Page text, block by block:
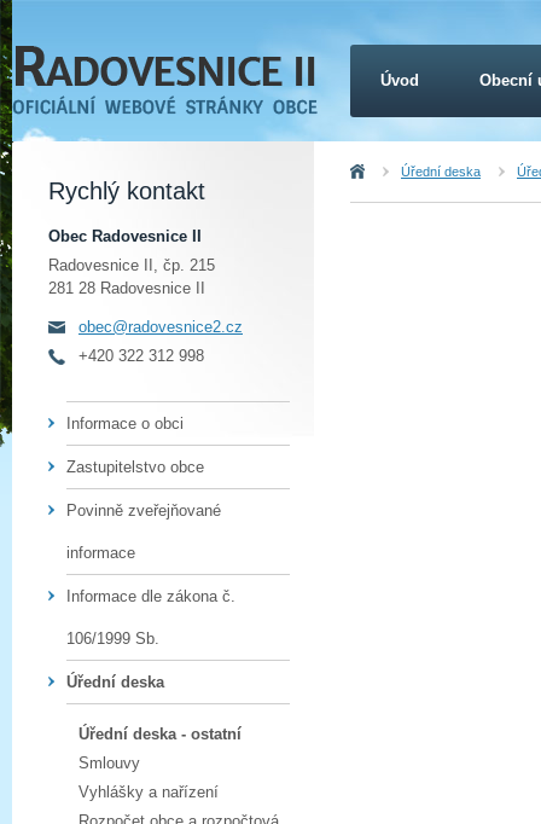
Úvod Úřední deska
Rychlý kontakt
Obec Radovesnice II
Radovesnice II, čp. 215
281 28 Radovesnice II
obec@radovesnice2.cz
+420 322 312 998
Informace o obci
Zastupitelstvo obce
Povinně zveřejňované
informace
Informace dle zákona č.
106/1999 Sb.
Úřední deska
Úřední deska - ostatní
Smlouvy
Vyhlášky a nařízení
Úvod Obecní